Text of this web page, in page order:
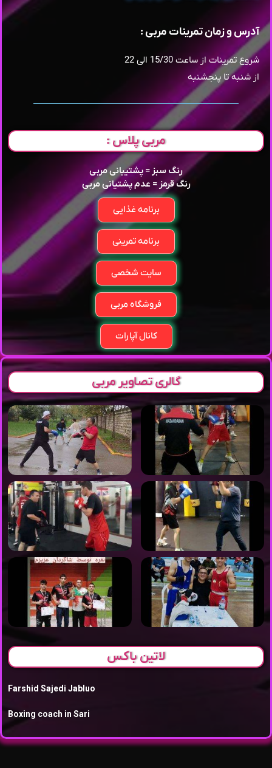
آدرس و زمان تمرینات مربی :
شروع تمرینات از ساعت 15/30 الی 22
از شنبه تا پنجشنبه
مربی پلاس :
رنگ سبز = پشتیبانی مربی
رنگ قرمز = عدم پشتیانی مربی
برنامه غذایی
برنامه تمرینی
سایت شخصی
فروشگاه مربی
کانال آپارات
گالری تصاویر مربی
لاتین باکس
Farshid Sajedi Jabluo
Boxing coach in Sari